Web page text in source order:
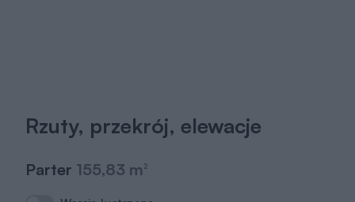
Rzuty, przekrój, elewacje
Parter 155,83 m 2